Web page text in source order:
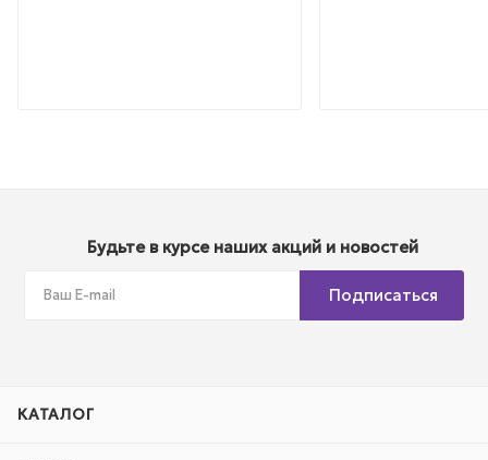
Будьте в курсе наших акций и новостей
Подписаться
КАТАЛОГ